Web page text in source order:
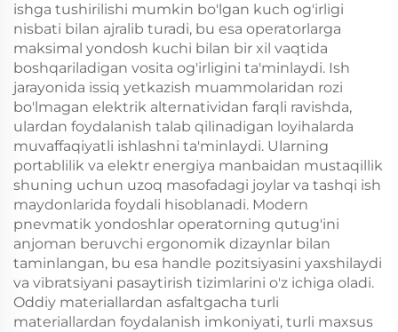
ishga tushirilishi mumkin bo'lgan kuch og'irligi
nisbati bilan ajralib turadi, bu esa operatorlarga
maksimal yondosh kuchi bilan bir xil vaqtida
boshqariladigan vosita og'irligini ta'minlaydi. Ish
jarayonida issiq yetkazish muammolaridan rozi
bo'lmagan elektrik alternatividan farqli ravishda,
ulardan foydalanish talab qilinadigan loyihalarda
muvaffaqiyatli ishlashni ta'minlaydi. Ularning
portablilik va elektr energiya manbaidan mustaqillik
shuning uchun uzoq masofadagi joylar va tashqi ish
maydonlarida foydali hisoblanadi. Modern
pnevmatik yondoshlar operatorning qutug'ini
anjoman beruvchi ergonomik dizaynlar bilan
taminlangan, bu esa handle pozitsiyasini yaxshilaydi
va vibratsiyani pasaytirish tizimlarini o'z ichiga oladi.
Oddiy materiallardan asfaltgacha turli
materiallardan foydalanish imkoniyati, turli maxsus